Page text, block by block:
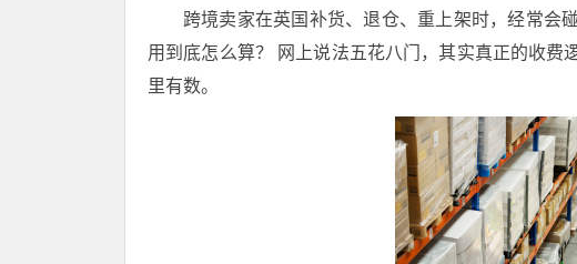
跨境卖家在英国补货、退仓、重上架时，经常
用到底怎么算？ 网上说法五花八门，其实真正的收
里有数。